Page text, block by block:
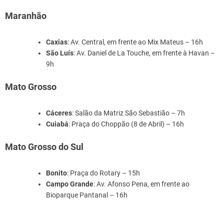
Maranhão
Caxias: Av. Central, em frente ao Mix Mateus – 16h
São Luís: Av. Daniel de La Touche, em frente à Havan –
9h
Mato Grosso
Cáceres: Salão da Matriz São Sebastião – 7h
Cuiabá: Praça do Choppão (8 de Abril) – 16h
Mato Grosso do Sul
Bonito: Praça do Rotary – 15h
Campo Grande: Av. Afonso Pena, em frente ao
Bioparque Pantanal – 16h